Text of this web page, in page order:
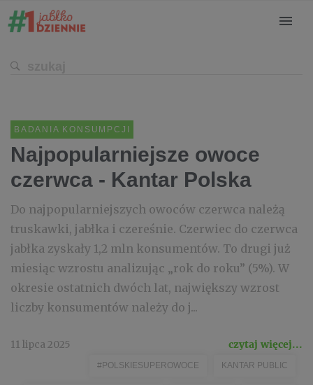
BADANIA KONSUMPCJI
Najpopularniejsze owoce
czerwca - Kantar Polska
Do najpopularniejszych owoców czerwca należą
truskawki, jabłka i czereśnie. Czerwiec do czerwca
jabłka zyskały 1,2 mln konsumentów. To drugi już
miesiąc wzrostu analizując „rok do roku” (5%). W
okresie ostatnich dwóch lat, największy wzrost
liczby konsumentów należy do j...
11 lipca 2025 czytaj więcej...
#POLSKIESUPEROWOCE KANTAR PUBLIC